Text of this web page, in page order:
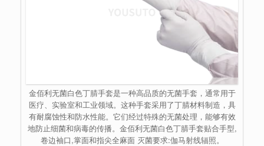
金佰利无菌白色丁腈手套是一种高品质的无菌手套，通常用于
医疗、实验室和工业领域。这种手套采用了丁腈材料制造，具
有耐腐蚀性和防水性能。它们经过特殊的无菌处理，能够有效
地防止细菌和病毒的传播。金佰利无菌白色丁腈手套贴合手型,
卷边袖口,掌面和指尖全麻面 灭菌要求:伽马射线辐照。